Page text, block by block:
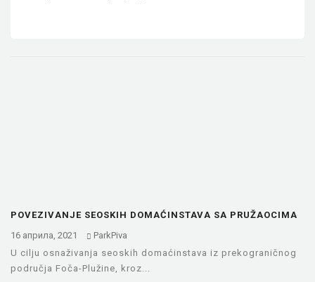
POVEZIVANJE SEOSKIH DOMAĆINSTAVA SA PRUŽAOCIMA
USLUGA U OBLASTI TURIZMA
16 априла, 2021
ParkPiva
U cilju osnaživanja seoskih domaćinstava iz prekograničnog
područja Foča-Plužine, kroz...